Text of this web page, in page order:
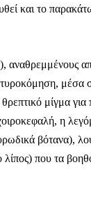
και το
αναθρεμμένους
τυροκόμηση, μέσα
μίγμα
η
βότανα),
λίπος) που τα